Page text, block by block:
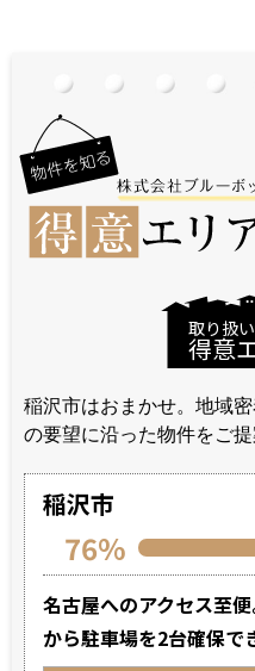
取り扱
得意
稲沢市はおまかせ。地域
の要望に沿った物件をご提
稲沢市
76%
名古屋へのアクセス至
から駐車場を2台確保で